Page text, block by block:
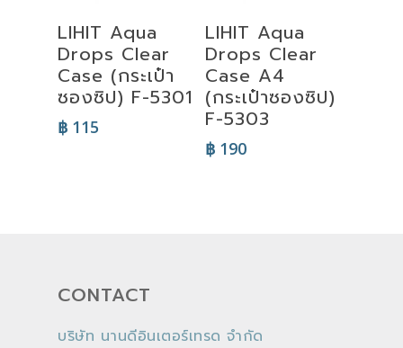
Select
Options
LIHIT Aqua
Drops Clear
Case (กระเป๋า
ซองซิป) F-5301
฿ 115
Select
Options
LIHIT Aqua
Drops Clear
Case A4
(กระเป๋าซองซิป)
F-5303
฿190
CONTACT
บริษัท นานดีอินเตอร์เทรด จำกัด